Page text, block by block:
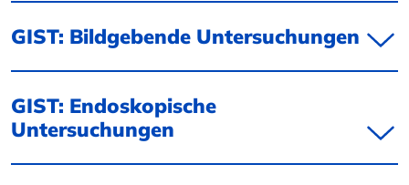
GIST: Bildgebende Untersuchungen
GIST: Endoskopische
Untersuchungen